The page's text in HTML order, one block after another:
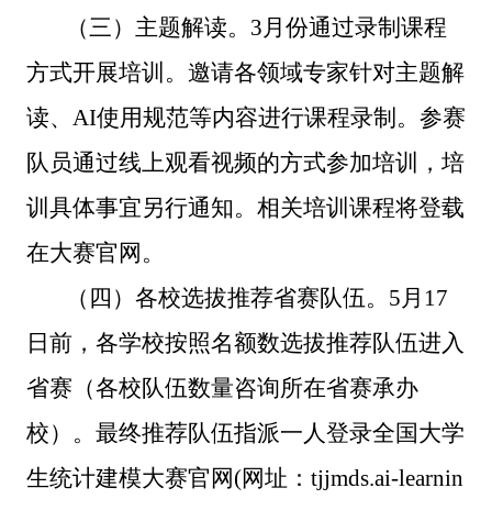
（三）主题解读。 3月份通过录制课程
方式开展培训。 邀请各领域专家针对主题解
读、 AI使用规范等内容进行课程录制 。 参赛
队员通过线上观看视频的方式参加培训，培
训具体事宜另行通知。相关培训课程将登载
在大赛官网。
（四）各校选拔推荐省赛队伍。 5月 17
日前， 各学校按照名额数选拔推荐队伍进入
省赛 （各校队伍数量咨询所在省赛承办
校）。 最终推荐队伍指派一人登录全国大学
生统计建模大赛官网(网址： tjjmds.ai-learnin